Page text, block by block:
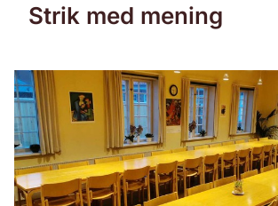
Strik med mening